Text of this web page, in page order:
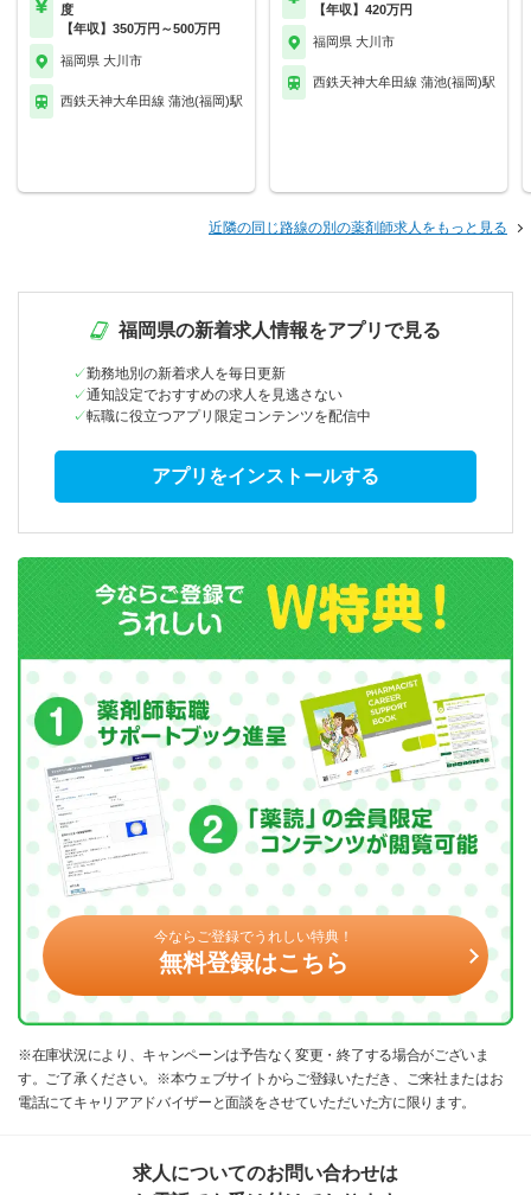
度
【年収】350万円～500万円
福岡県 大川市
西鉄天神大牟田線 蒲池(福岡)駅
【年収】420万円
福岡県 大川市
西鉄天神大牟田線 蒲池(福岡)駅
近隣の同じ路線の別の薬剤師求人をもっと見る
福岡県の新着求人情報をアプリで見る
勤務地別の新着求人を毎日更新
通知設定でおすすめの求人を見逃さない
転職に役立つアプリ限定コンテンツを配信中
アプリをインストールする
今ならご登録でうれしい特典！
無料登録はこちら
※在庫状況により、キャンペーンは予告なく変更・終了する場合がございま
す。ご了承ください。※本ウェブサイトからご登録いただき、ご来社またはお
電話にてキャリアアドバイザーと面談をさせていただいた方に限ります。
求人についてのお問い合わせは